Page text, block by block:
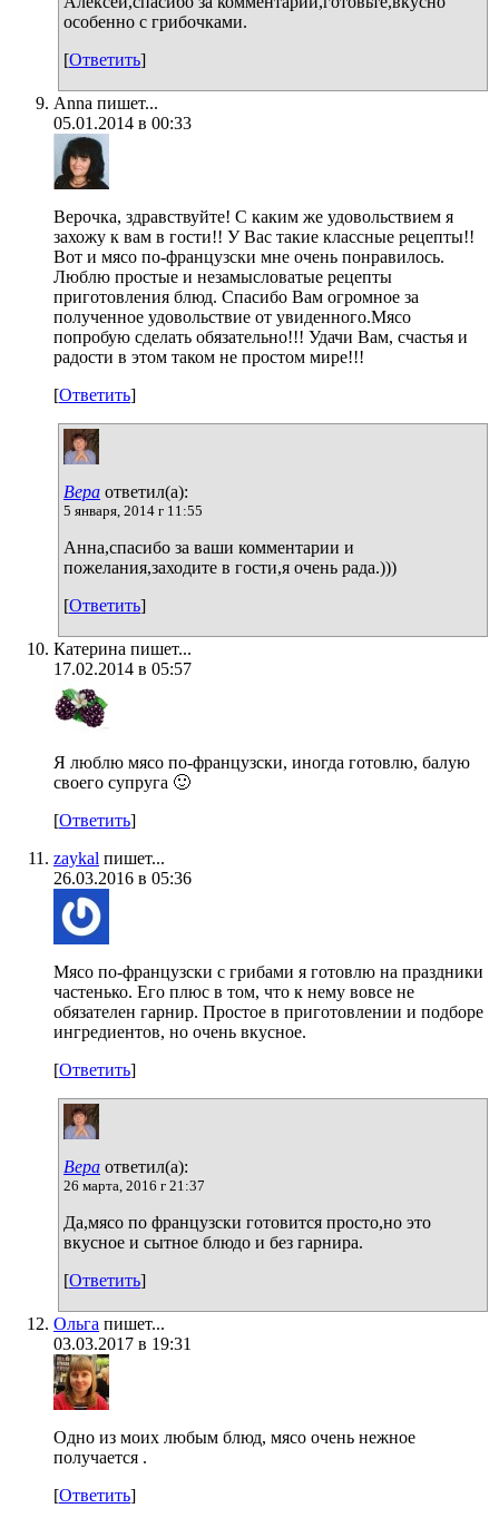
особенно с грибочками.
[Ответить]
Anna пишет...
05.01.2014 в 00:33
Верочка, здравствуйте! С каким же удовольствием я
захожу к вам в гости!! У Вас такие классные рецепты!!
Вот и мясо по-французски мне очень понравилось.
Люблю простые и незамысловатые рецепты
приготовления блюд. Спасибо Вам огромное за
полученное удовольствие от увиденного.Мясо
попробую сделать обязательно!!! Удачи Вам, счастья и
радости в этом таком не простом мире!!!
[Ответить]
Вера ответил(а):
5 января, 2014 г 11:55
Анна,спасибо за ваши комментарии и
пожелания,заходите в гости,я очень рада.)))
[Ответить]
Катерина пишет...
17.02.2014 в 05:57
Я люблю мясо по-французски, иногда готовлю, балую
своего супруга 🙂
[Ответить]
zaykal пишет...
26.03.2016 в 05:36
Мясо по-французски с грибами я готовлю на праздники
частенько. Его плюс в том, что к нему вовсе не
обязателен гарнир. Простое в приготовлении и подборе
ингредиентов, но очень вкусное.
[Ответить]
Вера ответил(а):
26 марта, 2016 г 21:37
Да,мясо по французски готовится просто,но это
вкусное и сытное блюдо и без гарнира.
[Ответить]
Ольга пишет...
03.03.2017 в 19:31
Одно из моих любым блюд, мясо очень нежное
получается .
[Ответить]